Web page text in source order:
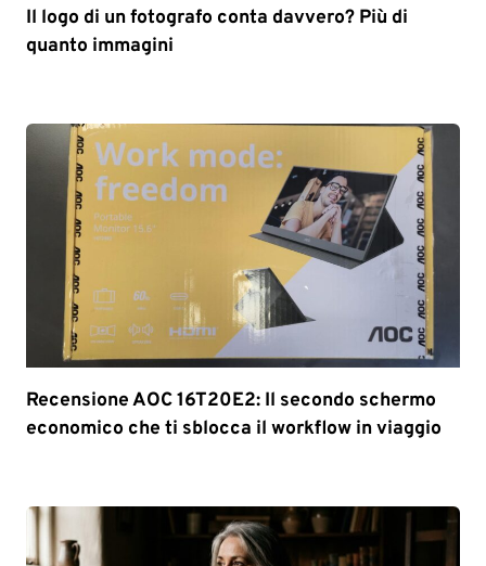
Il logo di un fotografo conta davvero? Più di
quanto immagini
Recensione AOC 16T20E2: Il secondo schermo
economico che ti sblocca il workflow in viaggio